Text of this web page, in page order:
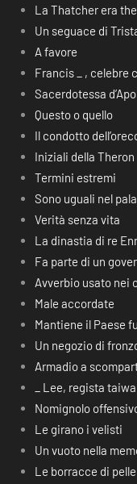
La Thatcher era
Un seguace di
A favore
Francis _ , celebre
Sacerdotessa
Questo o quello
Il condotto
Iniziali della Theron
Termini estremi
Sono uguali nel
Verità senza vita
La dinastia di re
Fa parte di un
Avverbio usato nei
Male accordate
Mantiene il Paese
Un negozio di
Armadio a
_ Lee, regista
Nomignolo
Le girano i velisti
Un vuoto nella
Le borracce di pelle